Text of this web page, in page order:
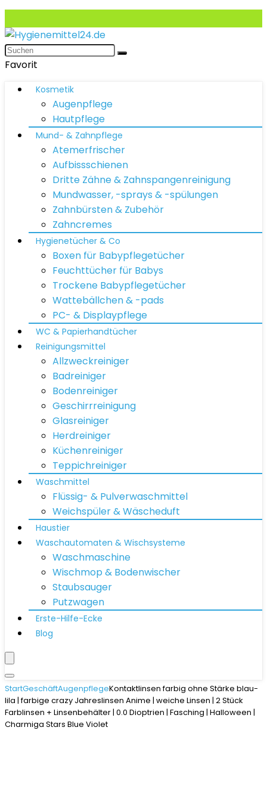
Favorit
Kosmetik
Augenpflege
Hautpflege
Mund- & Zahnpflege
Atemerfrischer
Aufbissschienen
Dritte Zähne & Zahnspangenreinigung
Mundwasser, -sprays & -spülungen
Zahnbürsten & Zubehör
Zahncremes
Hygienetücher & Co
Boxen für Babypflegetücher
Feuchttücher für Babys
Trockene Babypflegetücher
Wattebällchen & -pads
PC- & Displaypflege
WC & Papierhandtücher
Reinigungsmittel
Allzweckreiniger
Badreiniger
Bodenreiniger
Geschirrreinigung
Glasreiniger
Herdreiniger
Küchenreiniger
Teppichreiniger
Waschmittel
Flüssig- & Pulverwaschmittel
Weichspüler & Wäscheduft
Haustier
Waschautomaten & Wischsysteme
Waschmaschine
Wischmop & Bodenwischer
Staubsauger
Putzwagen
Erste-Hilfe-Ecke
Blog
StartGeschäftAugenpflegeKontaktlinsen farbig ohne Stärke blau-
lila | farbige crazy Jahreslinsen Anime | weiche Linsen | 2 Stück
Farblinsen + Linsenbehälter | 0.0 Dioptrien | Fasching | Halloween |
Charmiga Stars Blue Violet